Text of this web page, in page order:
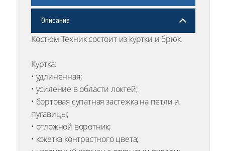
Описание
Костюм Техник состоит из куртки и брюк.
Куртка:
• удлиненная;
• усиление в области локтей;
• бортовая супатная застежка на петли и
пугавицы;
• отложной воротник;
• кокетка контрастного цвета;